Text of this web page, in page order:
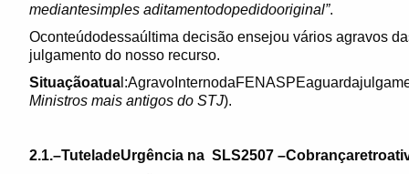
mediantesimples aditamentodopedidooriginal”.
Oconteúdodessaúltima decisão ensejou vários agravos
julgamento do nosso recurso.
Situaçãoatua
Ministros mais antigos do STJ).
2.1.–TuteladeUrgência na SLS2507